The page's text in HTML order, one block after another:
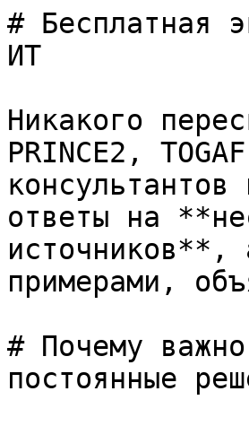
# Бесплатная
ИТ
Никакого
PRINCE2,
ответы на
источников**,
примерами,
# Почему
постоянные